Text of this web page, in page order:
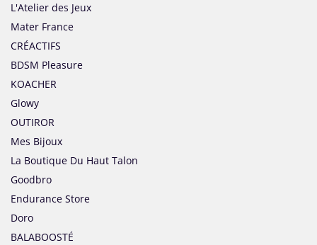
L'Atelier des Jeux
Mater France
CRÉACTIFS
BDSM Pleasure
KOACHER
Glowy
OUTIROR
Mes Bijoux
La Boutique Du Haut Talon
Goodbro
Endurance Store
Doro
BALABOOSTÉ